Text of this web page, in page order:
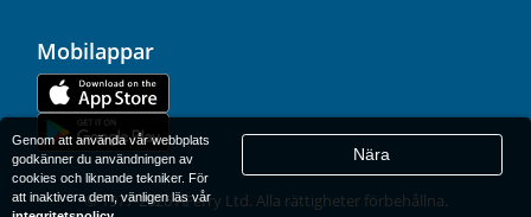
Mobilappar
© 1977-2026AFerry Ltd. Alla rättigheter förbehållna.
Genom att använda vår webbplats
godkänner du användningen av
cookies och liknande tekniker. För
att inaktivera dem, vänligen läs vår
Nära